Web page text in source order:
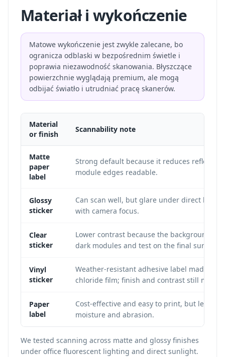
Materiał i wykończenie
Matowe wykończenie jest zwykle zalecane, bo
ogranicza odblaski w bezpośrednim świetle i
poprawia niezawodność skanowania. Błyszczące
powierzchnie wyglądają premium, ale mogą
odbijać światło i utrudniać pracę skanerów.
Material
or finish
Scannability note
Matte
paper
label
Strong default because it reduces
module edges readable.
Glossy
sticker
Can scan well, but glare under direct light
with camera focus.
Clear
sticker
Lower contrast because the background
dark modules and test on the final surface.
Vinyl
sticker
Weather-resistant adhesive label made
chloride film; finish and contrast still matter.
Paper
label
Cost-effective and easy to print, but less
moisture and abrasion.
We tested scanning across matte and glossy finishes
under office fluorescent lighting and direct sunlight.